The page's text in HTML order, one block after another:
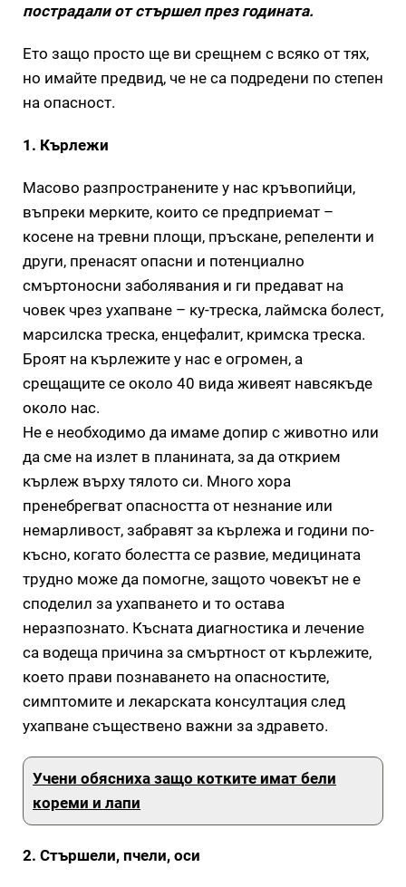
пострадали от стършел през годината.
Ето защо просто ще ви срещнем с всяко от тях,
но имайте предвид, че не са подредени по степен
на опасност.
1. Кърлежи
Масово разпространените у нас кръвопийци,
въпреки мерките, които се предприемат –
косене на тревни площи, пръскане, репеленти и
други, пренасят опасни и потенциално
смъртоносни заболявания и ги предават на
човек чрез ухапване – ку-треска, лаймска болест,
марсилска треска, енцефалит, кримска треска.
Броят на кърлежите у нас е огромен, а
срещащите се около 40 вида живеят навсякъде
около нас.
Не е необходимо да имаме допир с животно или
да сме на излет в планината, за да открием
кърлеж върху тялото си. Много хора
пренебрегват опасността от незнание или
немарливост, забравят за кърлежа и години по-
късно, когато болестта се развие, медицината
трудно може да помогне, защото човекът не е
споделил за ухапването и то остава
неразпознато. Късната диагностика и лечение
са водеща причина за смъртност от кърлежите,
което прави познаването на опасностите,
симптомите и лекарската консултация след
ухапване съществено важни за здравето.
Учени обясниха защо котките имат бели
кореми и лапи
2. Стършели, пчели, оси